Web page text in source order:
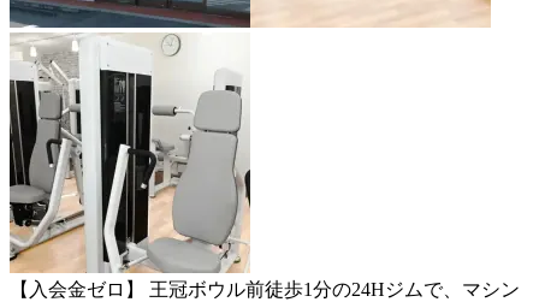
【入会金ゼロ】 王冠ボウル前徒歩1分の24Hジムで、マシン